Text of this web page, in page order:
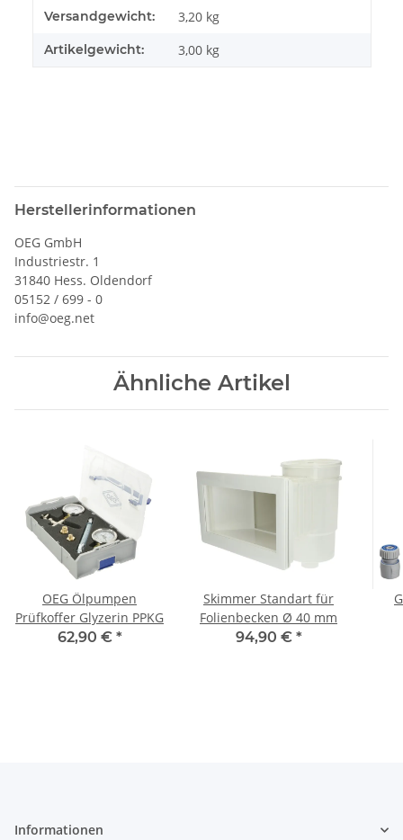
Versandgewicht: 3,20 kg
Artikelgewicht: 3,00 kg
Herstellerinformationen
OEG GmbH
Industriestr. 1
31840 Hess. Oldendorf
05152 / 699 - 0
info@oeg.net
Ähnliche Artikel
OEG Ölpumpen
Prüfkoffer Glyzerin PPKG
62,90 € *
Skimmer Standart für
Folienbecken Ø 40 mm
94,90 € *
Informationen